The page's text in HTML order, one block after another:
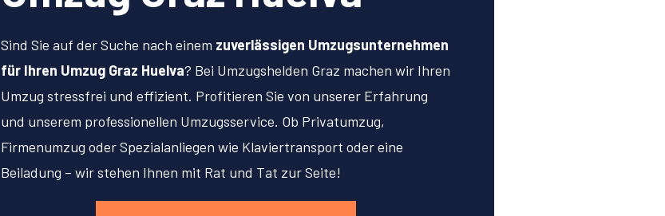
Sind Sie auf der Suche nach einem zuverlässigen Umzugsunternehmen
für Ihren Umzug Graz Huelva? Bei Umzugshelden Graz machen wir Ihren
Umzug stressfrei und effizient. Profitieren Sie von unserer Erfahrung
und unserem professionellen Umzugsservice. Ob Privatumzug,
Firmenumzug oder Spezialanliegen wie Klaviertransport oder eine
Beiladung – wir stehen Ihnen mit Rat und Tat zur Seite!